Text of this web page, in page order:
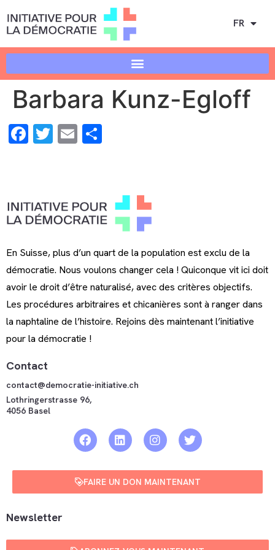
FR
Barbara Kunz-Egloff
Facebook
Twitter
Email
En Suisse, plus d’un quart de la population est exclu de la
démocratie. Nous voulons changer cela ! Quiconque vit ici doit
avoir le droit d’être naturalisé, avec des critères objectifs.
Les procédures arbitraires et chicanières sont à ranger dans
la naphtaline de l’histoire. Rejoins dès maintenant l’initiative
pour la démocratie !
Contact
contact@democratie-initiative.ch
Lothringerstrasse 96,
4056 Basel
FAIRE UN DON MAINTENANT
Newsletter